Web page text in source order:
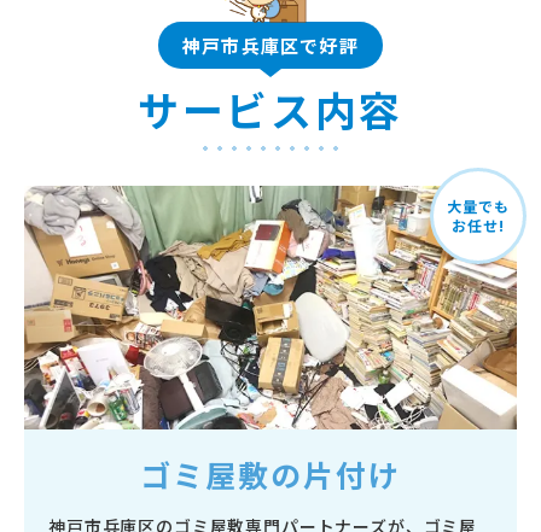
神戸市兵庫区で好評
サービス内容
大量でも
お任せ!
ゴミ屋敷の片付け
神戸市兵庫区のゴミ屋敷専門パートナーズが、ゴミ屋